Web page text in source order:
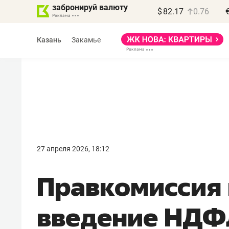
забронируй валюту $ 82.17 0.76
Казань Закамье
27 апреля 2026, 18:12
введение
правил, бизнес может
потерять минимум